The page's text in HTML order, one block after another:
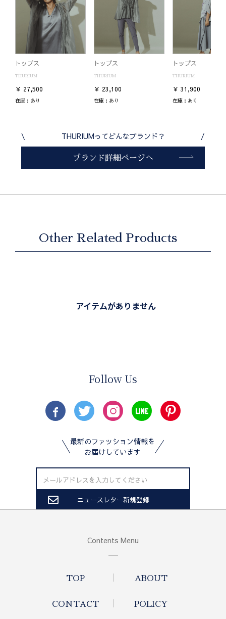
トップス
THURIUM
￥ 27,500
在庫： あり
トップス
THURIUM
￥ 23,100
在庫： あり
トップス
THURIUM
￥ 31,900
在庫： あり
\ THURIUMってどんなブランド？ /
ブランド詳細ページへ
Other Related Products
アイテムがありません
Follow Us
最新のファッション情報を
お届けしています
Contents Menu
TOP ABOUT
CONTACT POLICY